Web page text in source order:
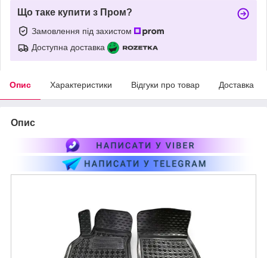
Що таке купити з Пром?
Замовлення під захистом
Доступна доставка
Опис Характеристики Відгуки про товар Доставка
Опис